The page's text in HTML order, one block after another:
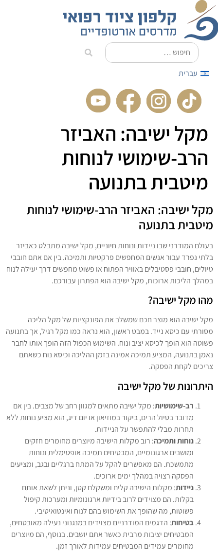
לתוכן
עברית
מקל ישיבה: האביזר
הרב-שימושי לנוחות
מיטבית בתנועה
מקל ישיבה: האביזר הרב-שימושי לנוחות
מיטבית בתנועה
בעולם המודרני שבו ניידות ונוחות חיוניים, מקל ישיבה מתבלט כאביזר
בלתי נפרד עבור אנשים המחפשים פרקטיות ותמיכה. בין אם אתם חובבי
טיולים, חובבי פסטיבלים באוויר הפתוח או פשוט מחפשים דרך יעילה לנוח
במהלך הליכות ארוכות, מקל ישיבה הוא הפתרון עבורכם.
מהו מקל ישיבה?
מקל ישיבה הוא מוצר חכם שמשלב את הפונקציות של מקל הליכה
מסורתי עם כיסא נייד. במבט ראשון, הוא נראה כמו מקל רגיל, אך בתנועה
פשוטה הוא הופך לכיסא יציב ונוח. השימוש הכפול הזה הופך אותו לחבר
נאמן בתנועה, המציע תמיכה אמינה בזמן ההליכה וכיסא נוח כשאתם
צריכים לקחת הפסקה.
היתרונות של מקל ישיבה
רב-שימושיות: מקל ישיבה מתאים למגוון רחב של מצבים. בין אם
מדובר בטיול הרים, ביקור במוזיאון או יום דיג, הוא מציע נוחות ללא
תחרות מבלי להתפשר על הניידות.
נוחות ותמיכה: רוב מקלות הישיבה מיוצרים מחומרים חזקים
ומושבים ארגונומיים, המבטיחים תמיכה אופטימלית ונוחות
מתמשכת. הם מאפשרים להקל על המתח ברגליים ובגב, ומציעים
הפסקה רצויה במהלך ימים ארוכים.
ניידות: מקלות הישיבה קלים ומשקלם קטן, וניתן לשאת אותם
בקלות. הם מצוידים לרוב בידיות ארגונומיות ומערכות קיפול
פשוטות, מה שהופך את השימוש בהם לנוח ואינטואיטיבי.
בטיחות: הדגמים המודרניים מצוידים במנגנוני נעילה מאובטחים,
המבטיחים יציבות מרבית כאשר אתם יושבים. בנוסף, הם מיוצרים
מחומרים עמידים המבטיחים עמידות לאורך זמן.